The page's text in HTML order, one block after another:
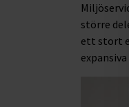
större
ett stort